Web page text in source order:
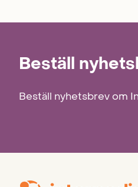
Beställ
Beställ nyhetsbrev om